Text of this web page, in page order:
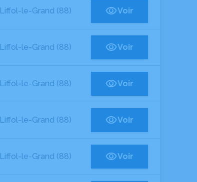
Liffol-le-Grand (88) Voir
Liffol-le-Grand (88) Voir
Liffol-le-Grand (88) Voir
Liffol-le-Grand (88) Voir
Liffol-le-Grand (88) Voir